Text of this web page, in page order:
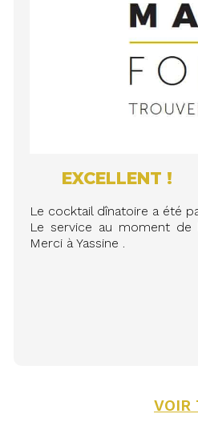
EXCELLENT !
Le cocktail dînatoire a été
Le service au moment
Merci à Yassine .
VOIR